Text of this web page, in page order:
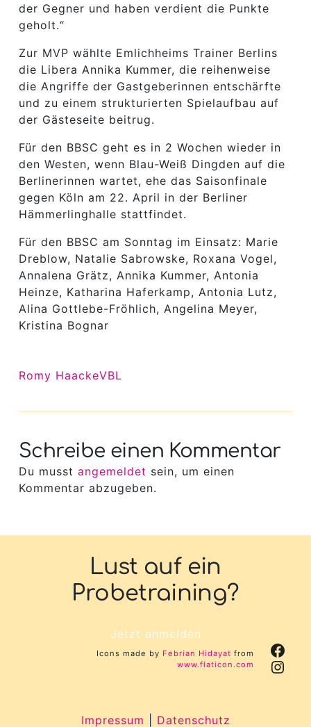
der Gegner und haben verdient die Punkte
geholt.“
Zur MVP wählte Emlichheims Trainer Berlins
die Libera Annika Kummer, die reihenweise
die Angriffe der Gastgeberinnen entschärfte
und zu einem strukturierten Spielaufbau auf
der Gästeseite beitrug.
Für den BBSC geht es in 2 Wochen wieder in
den Westen, wenn Blau-Weiß Dingden auf die
Berlinerinnen wartet, ehe das Saisonfinale
gegen Köln am 22. April in der Berliner
Hämmerlinghalle stattfindet.
Für den BBSC am Sonntag im Einsatz: Marie
Dreblow, Natalie Sabrowske, Roxana Vogel,
Annalena Grätz, Annika Kummer, Antonia
Heinze, Katharina Haferkamp, Antonia Lutz,
Alina Gottlebe-Fröhlich, Angelina Meyer,
Kristina Bognar
Romy HaackeVBL
Schreibe einen Kommentar
Du musst angemeldet sein, um einen
Kommentar abzugeben.
Lust auf ein
Probetraining?
Jetzt anmelden
Icons made by Febrian Hidayat from
www.flaticon.com
Impressum Datenschutz